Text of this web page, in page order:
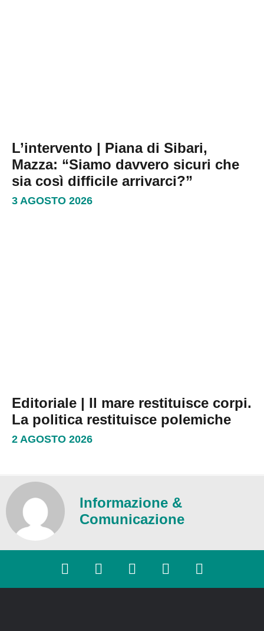
L’intervento | Piana di Sibari,
Mazza: “Siamo davvero sicuri che
sia così difficile arrivarci?”
3 AGOSTO 2026
Editoriale | Il mare restituisce corpi.
La politica restituisce polemiche
2 AGOSTO 2026
Informazione &
Comunicazione